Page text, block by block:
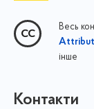
Весь
інше
Контакти